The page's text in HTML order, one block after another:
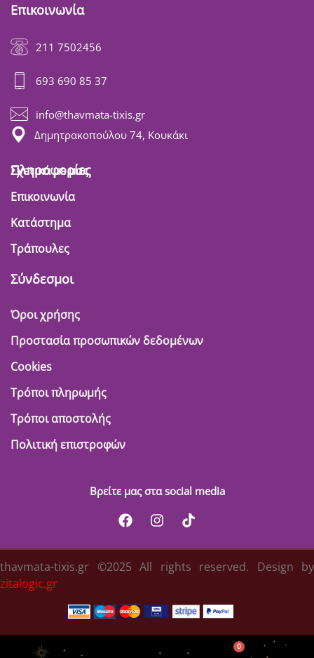
0
Επικοινωνία
211 7502456
693 690 85 37
info@thavmata-tixis.gr
Δημητρακοπούλου 74, Κουκάκι
Πληροφορίες
Σχετικά με μας
Επικοινωνία
Κατάστημα
Τράπουλες
Σύνδεσμοι
Όροι χρήσης
Προστασία προσωπικών δεδομένων
Cookies
Τρόποι πληρωμής
Τρόποι αποστολής
Πολιτική επιστροφών
Βρείτε μας στα social media
thavmata-tixis.gr ©2025 All rights reserved. Design by
zitalogic.gr